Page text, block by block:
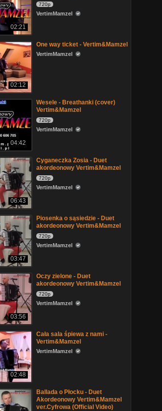
02:21
720p
VertimMamzel
02:12
One way ticket - Vertim&Mamzel
VertimMamzel
04:42
Wesele - Breathanki (cover)
Vertim&Mamzel
720p
VertimMamzel
06:43
Cyganeczka Zosia - Duet
akordeonowy Vertim&Mamzel
720p
VertimMamzel
03:47
Piosenka o sąsiedzie - Duet
akordeonowy Vertim&Mamzel
720p
VertimMamzel
03:56
Oczy zielone - Duet
akordeonowy Vertim&Mamzel
720p
VertimMamzel
02:48
Cała sala śpiewa z nami -
Vertim&Mamzel
VertimMamzel
Ballada o Płocku - Duet
Akordeonowy Vertim&Mamzel
ver.Cyfrowa (Official Video)